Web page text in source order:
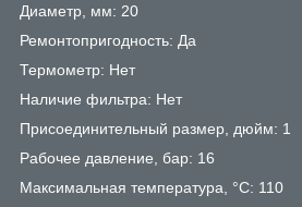
Диаметр, мм: 20
Ремонтопригодность: Да
Термометр: Нет
Наличие фильтра: Нет
Присоединительный размер, дюйм: 1
Рабочее давление, бар: 16
Максимальная температура, °С: 110